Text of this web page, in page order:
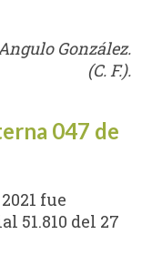
González.
(C. F.).
047 de
fue
51.810 del 27